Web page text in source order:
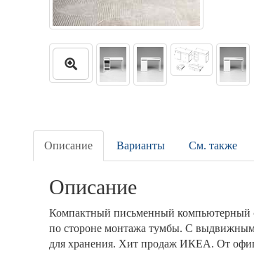
Описание Варианты См. также
Описание
Компактный письменный компьютерный
по стороне монтажа тумбы. С
для хранения. Хит продаж ИКЕА. От